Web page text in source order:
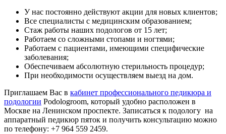
У нас постоянно действуют акции для новых клиентов;
Все специалисты с медицинским образованием;
Стаж работы наших подологов от 15 лет;
Работаем со сложными стопами и ногтями;
Работаем с пациентами, имеющими специфические
заболевания;
Обеспечиваем абсолютную стерильность процедур;
При необходимости осуществляем выезд на дом.
Приглашаем Вас в кабинет профессионального педикюра и
подологии Podologroom, который удобно расположен в
Москве на Ленинском проспекте. Записаться к подологу на
аппаратный педикюр пяток и получить консультацию можно
по телефону: +7 964 559 2459.